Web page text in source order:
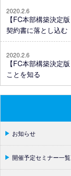
2020.2.6
【FC本部構築決定
契約書に落とし込む
2020.2.6
【FC本部構築決定
ことを知る
お知らせ
開催予定セミナー一覧